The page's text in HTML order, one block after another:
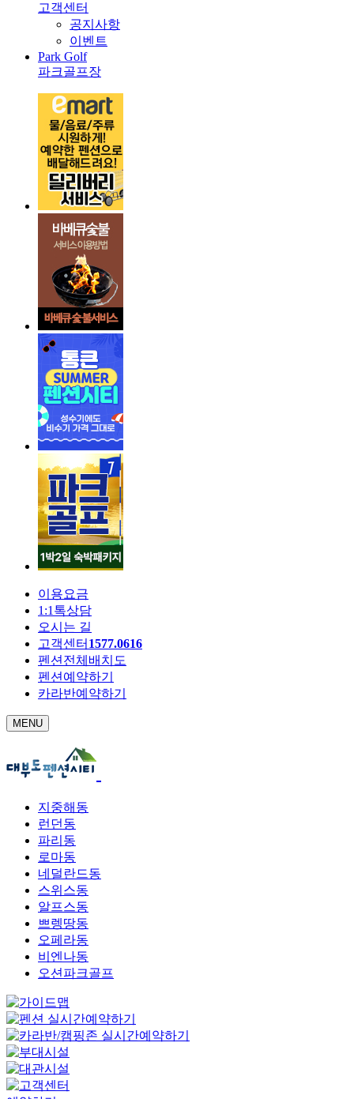
고객센터
공지사항
이벤트
Park Golf
파크골프장
이용요금
1:1톡상담
오시는 길
고객센터 1577.0616
펜션전체배치도
펜션예약하기
카라반예약하기
MENU
지중해동
런던동
파리동
로마동
네덜란드동
스위스동
알프스동
쁘렝땅동
오페라동
비엔나동
오션파크골프